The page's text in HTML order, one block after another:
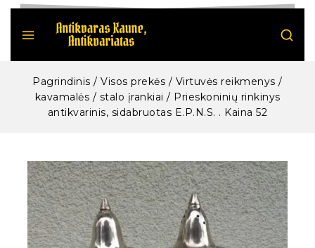
Pagrindinis / Visos prekės / Virtuvės reikmenys /
kavamalės / stalo įrankiai / Prieskoninių rinkinys
antikvarinis, sidabruotas E.P.N.S. . Kaina 52